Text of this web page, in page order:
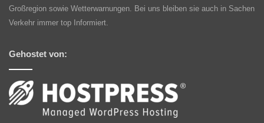
Großregion sowie Wetterwarnungen. Bei uns bleiben sie auch in Sachen
Verkehr immer top Informiert.
Gehostet von: